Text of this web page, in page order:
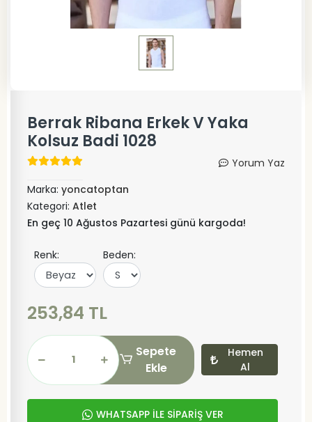
Berrak Ribana Erkek V Yaka
Kolsuz Badi 1028
Yorum Yaz
Marka: yoncatoptan
Kategori: Atlet
En geç 10 Ağustos Pazartesi günü kargoda!
Renk: Beden:
253,84 TL
Sepete
Ekle
Hemen
Al
WHATSAPP İLE SİPARİŞ VER